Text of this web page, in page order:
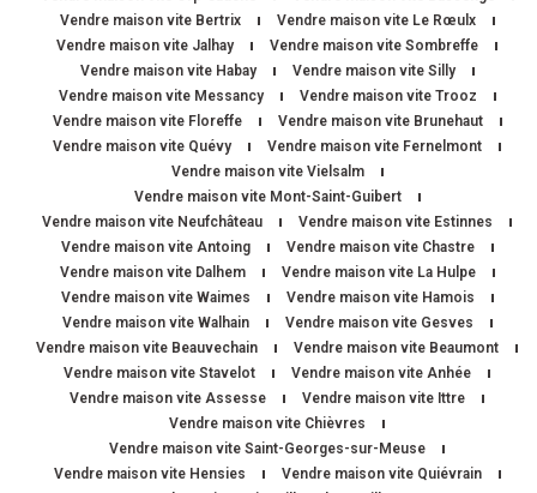
Vendre maison vite Bertrix
Vendre maison vite Le Rœulx
Vendre maison vite Jalhay
Vendre maison vite Sombreffe
Vendre maison vite Habay
Vendre maison vite Silly
Vendre maison vite Messancy
Vendre maison vite Trooz
Vendre maison vite Floreffe
Vendre maison vite Brunehaut
Vendre maison vite Quévy
Vendre maison vite Fernelmont
Vendre maison vite Vielsalm
Vendre maison vite Mont-Saint-Guibert
Vendre maison vite Neufchâteau
Vendre maison vite Estinnes
Vendre maison vite Antoing
Vendre maison vite Chastre
Vendre maison vite Dalhem
Vendre maison vite La Hulpe
Vendre maison vite Waimes
Vendre maison vite Hamois
Vendre maison vite Walhain
Vendre maison vite Gesves
Vendre maison vite Beauvechain
Vendre maison vite Beaumont
Vendre maison vite Stavelot
Vendre maison vite Anhée
Vendre maison vite Assesse
Vendre maison vite Ittre
Vendre maison vite Chièvres
Vendre maison vite Saint-Georges-sur-Meuse
Vendre maison vite Hensies
Vendre maison vite Quiévrain